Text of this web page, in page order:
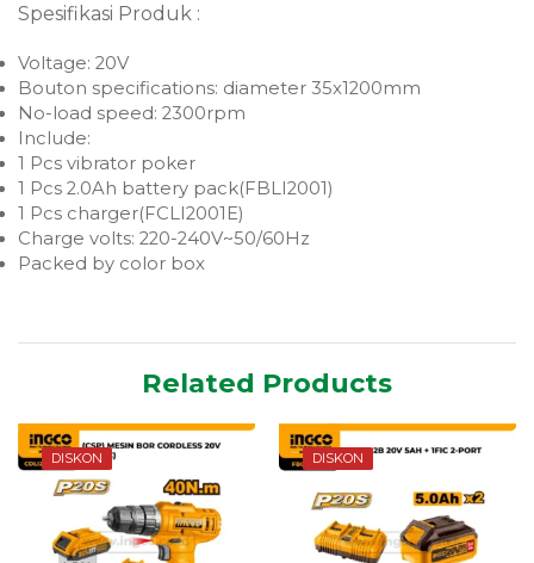
Spesifikasi Produk :
Voltage: 20V
Bouton specifications: diameter 35x1200mm
No-load speed: 2300rpm
Include:
1 Pcs vibrator poker
1 Pcs 2.0Ah battery pack(FBLI2001)
1 Pcs charger(FCLI2001E)
Charge volts: 220-240V~50/60Hz
Packed by color box
Related Products
DISKON DISKON